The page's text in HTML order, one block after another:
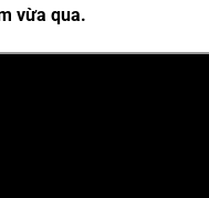
vừa qua.